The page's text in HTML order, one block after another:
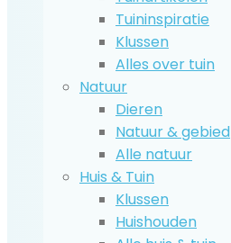
Tuininspiratie
Klussen
Alles over tuin
Natuur
Dieren
Natuur & gebied
Alle natuur
Huis & Tuin
Klussen
Huishouden